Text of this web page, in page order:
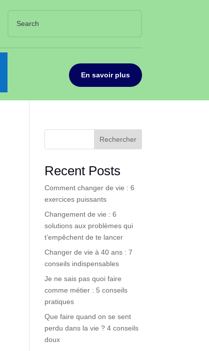
En savoir plus
Rechercher
Recent Posts
Comment changer de vie : 6
exercices puissants
Changement de vie : 6
solutions aux problèmes qui
t’empêchent de te lancer
Changer de vie à 40 ans : 7
conseils indispensables
Je ne sais pas quoi faire
comme métier : 5 conseils
pratiques
Que faire quand on se sent
perdu dans la vie ? 4 conseils
doux